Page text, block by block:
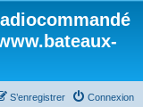
Connexion
S’enregistrer